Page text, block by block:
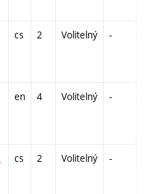
cs 2 Volitelný -
en 4 Volitelný -
cs 2 Volitelný -